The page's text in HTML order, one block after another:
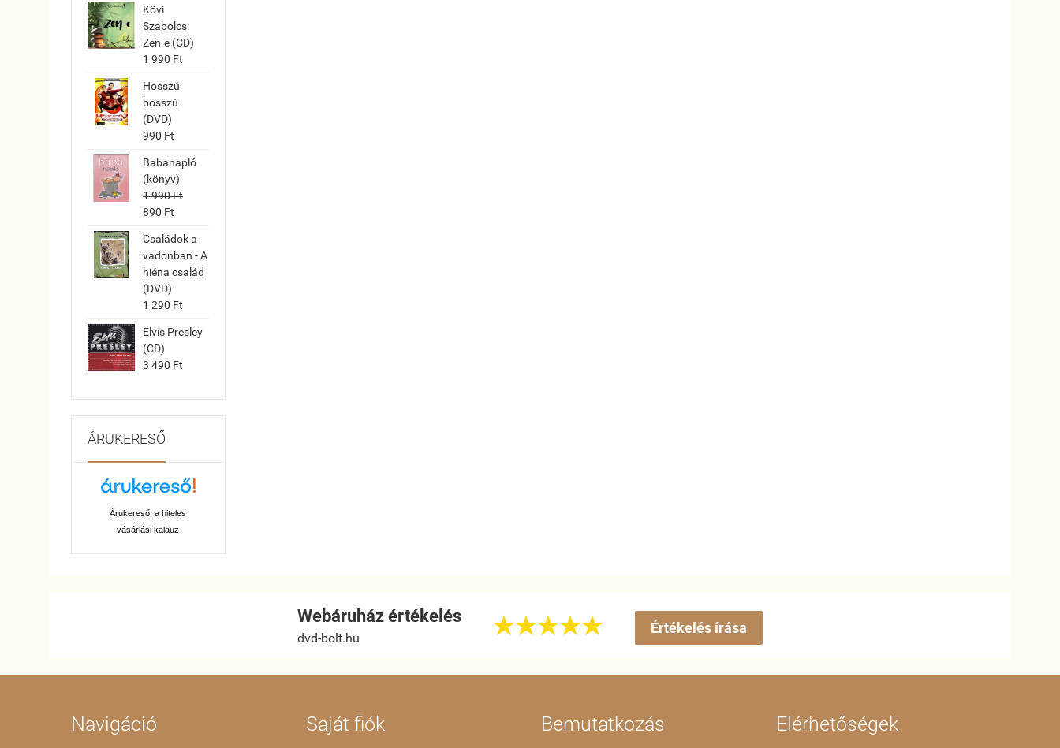
Kövi
Szabolcs:
Zen-e (CD)
1 990 Ft
Hosszú
bosszú
(DVD)
990 Ft
Babanapló
(könyv)
1 990 Ft
890 Ft
Családok a
vadonban - A
hiéna család
(DVD)
1 290 Ft
Elvis Presley
(CD)
3 490 Ft
ÁRUKERESŐ
Árukereső, a hiteles
vásárlási kalauz
Webáruház értékelés
dvd-bolt.hu
 Értékelés írása
Navigáció Saját fiók Bemutatkozás Elérhetőségek